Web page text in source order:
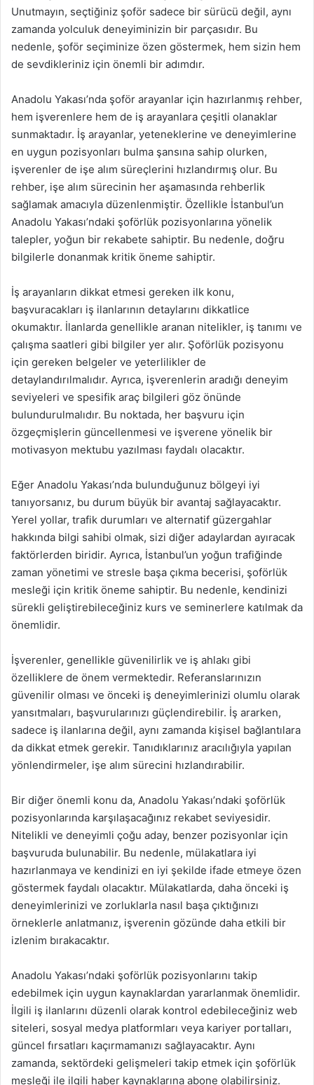
Unutmayın, seçtiğiniz şoför sadece bir sürücü değil, aynı
zamanda yolculuk deneyiminizin bir parçasıdır. Bu
nedenle, şoför seçiminize özen göstermek, hem sizin hem
de sevdikleriniz için önemli bir adımdır.
Anadolu Yakası’nda şoför arayanlar için hazırlanmış rehber,
hem işverenlere hem de iş arayanlara çeşitli olanaklar
sunmaktadır. İş arayanlar, yeteneklerine ve deneyimlerine
en uygun pozisyonları bulma şansına sahip olurken,
işverenler de işe alım süreçlerini hızlandırmış olur. Bu
rehber, işe alım sürecinin her aşamasında rehberlik
sağlamak amacıyla düzenlenmiştir. Özellikle İstanbul’un
Anadolu Yakası’ndaki şoförlük pozisyonlarına yönelik
talepler, yoğun bir rekabete sahiptir. Bu nedenle, doğru
bilgilerle donanmak kritik öneme sahiptir.
İş arayanların dikkat etmesi gereken ilk konu,
başvuracakları iş ilanlarının detaylarını dikkatlice
okumaktır. İlanlarda genellikle aranan nitelikler, iş tanımı ve
çalışma saatleri gibi bilgiler yer alır. Şoförlük pozisyonu
için gereken belgeler ve yeterlilikler de
detaylandırılmalıdır. Ayrıca, işverenlerin aradığı deneyim
seviyeleri ve spesifik araç bilgileri göz önünde
bulundurulmalıdır. Bu noktada, her başvuru için
özgeçmişlerin güncellenmesi ve işverene yönelik bir
motivasyon mektubu yazılması faydalı olacaktır.
Eğer Anadolu Yakası’nda bulunduğunuz bölgeyi iyi
tanıyorsanız, bu durum büyük bir avantaj sağlayacaktır.
Yerel yollar, trafik durumları ve alternatif güzergahlar
hakkında bilgi sahibi olmak, sizi diğer adaylardan ayıracak
faktörlerden biridir. Ayrıca, İstanbul’un yoğun trafiğinde
zaman yönetimi ve stresle başa çıkma becerisi, şoförlük
mesleği için kritik öneme sahiptir. Bu nedenle, kendinizi
sürekli geliştirebileceğiniz kurs ve seminerlere katılmak da
önemlidir.
İşverenler, genellikle güvenilirlik ve iş ahlakı gibi
özelliklere de önem vermektedir. Referanslarınızın
güvenilir olması ve önceki iş deneyimlerinizi olumlu olarak
yansıtmaları, başvurularınızı güçlendirebilir. İş ararken,
sadece iş ilanlarına değil, aynı zamanda kişisel bağlantılara
da dikkat etmek gerekir. Tanıdıklarınız aracılığıyla yapılan
yönlendirmeler, işe alım sürecini hızlandırabilir.
Bir diğer önemli konu da, Anadolu Yakası’ndaki şoförlük
pozisyonlarında karşılaşacağınız rekabet seviyesidir.
Nitelikli ve deneyimli çoğu aday, benzer pozisyonlar için
başvuruda bulunabilir. Bu nedenle, mülakatlara iyi
hazırlanmaya ve kendinizi en iyi şekilde ifade etmeye özen
göstermek faydalı olacaktır. Mülakatlarda, daha önceki iş
deneyimlerinizi ve zorluklarla nasıl başa çıktığınızı
örneklerle anlatmanız, işverenin gözünde daha etkili bir
izlenim bırakacaktır.
Anadolu Yakası’ndaki şoförlük pozisyonlarını takip
edebilmek için uygun kaynaklardan yararlanmak önemlidir.
İlgili iş ilanlarını düzenli olarak kontrol edebileceğiniz web
siteleri, sosyal medya platformları veya kariyer portalları,
güncel fırsatları kaçırmamanızı sağlayacaktır. Aynı
zamanda, sektördeki gelişmeleri takip etmek için şoförlük
mesleği ile ilgili haber kaynaklarına abone olabilirsiniz.